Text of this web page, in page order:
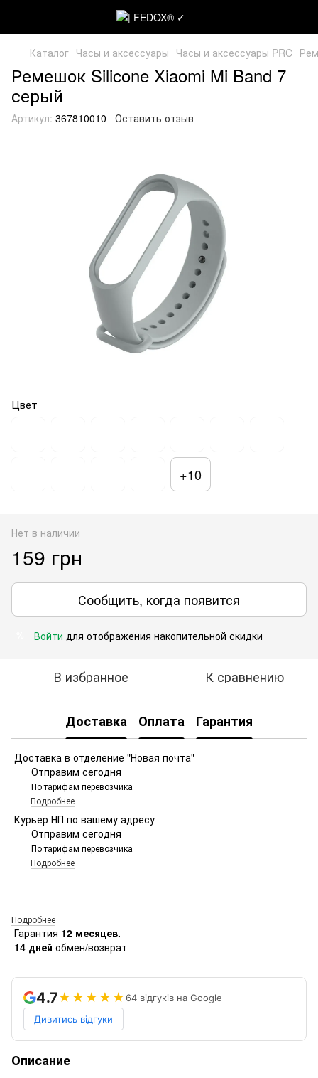
Каталог Часы и аксессуары Часы и аксессуары PRC
Ремешок Silicone Xiaomi Mi Band 7
серый
Артикул: 367810010 Оставить отзыв
Цвет
+10
Нет в наличии
159 грн
Сообщить, когда появится
Войти для отображения накопительной скидки
В избранное К сравнению
Доставка Оплата Гарантия
Доставка в отделение "Новая почта"
Отправим сегодня
По тарифам перевозчика
Подробнее
Курьер НП по вашему адресу
Отправим сегодня
По тарифам перевозчика
Подробнее
Подробнее
Гарантия 12 месяцев.
14 дней обмен/возврат
4.7★★★★★64 відгуків на Google
Дивитись відгуки
Описание